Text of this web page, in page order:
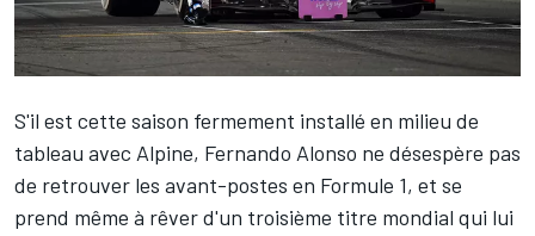
S'il est cette saison fermement installé en milieu de
tableau avec Alpine, Fernando Alonso ne désespère pas
de retrouver les avant-postes en Formule 1, et se
prend même à rêver d'un troisième titre mondial qui lui